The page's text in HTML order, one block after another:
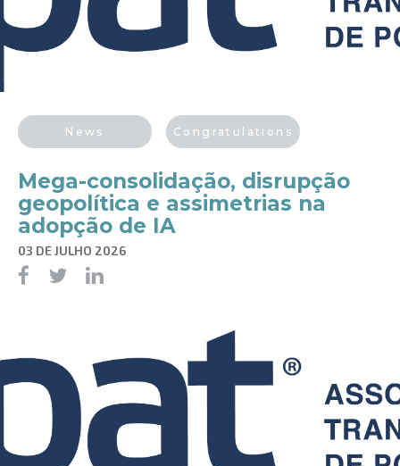
News Congratulations
Mega-consolidação, disrupção
geopolítica e assimetrias na
adopção de IA
03 DE JULHO 2026